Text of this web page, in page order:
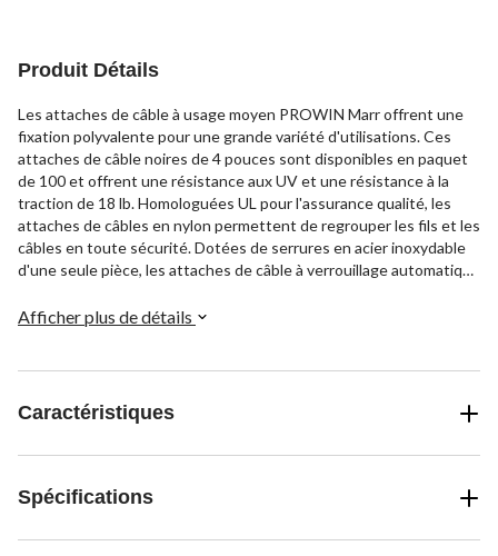
Produit Détails
Les attaches de câble à usage moyen PROWIN Marr offrent une
fixation polyvalente pour une grande variété d'utilisations. Ces
attaches de câble noires de 4 pouces sont disponibles en paquet
de 100 et offrent une résistance aux UV et une résistance à la
traction de 18 lb. Homologuées UL pour l'assurance qualité, les
attaches de câbles en nylon permettent de regrouper les fils et les
câbles en toute sécurité. Dotées de serrures en acier inoxydable
d'une seule pièce, les attaches de câble à verrouillage automatique
Afficher plus de détails
Caractéristiques
Spécifications